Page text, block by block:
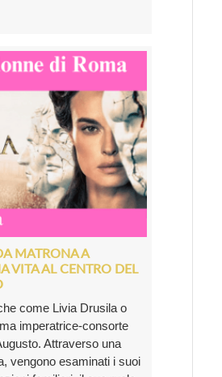
MATRONA A
VITA AL CENTRO DEL
come Livia Drusila o
imperatrice-consorte
Attraverso una
vengono esaminati i suoi